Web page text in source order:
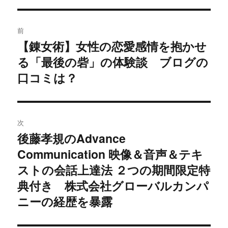
稿
ナ
ビ
ゲ
ー
シ
ョ
ン
前
去
の
稿:
【錬女術】女性の恋愛感情を抱かせ
る「最後の砦」の体験談 ブログの
口コミは？
次
次
の
投
稿:
後藤孝規のAdvance
Communication 映像＆音声＆テキ
ストの会話上達法 ２つの期間限定特
典付き 株式会社グローバルカンパ
ニーの経歴を暴露